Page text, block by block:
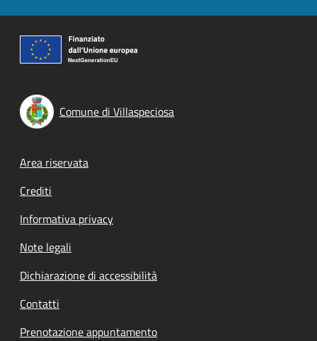
Comune di Villaspeciosa
Footer menu
Area riservata
Crediti
Informativa privacy
Note legali
Dichiarazione di accessibilità
Contatti
Prenotazione appuntamento